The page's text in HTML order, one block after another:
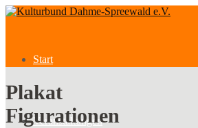
Start
Veranstaltungen
Plakat
Figurationen